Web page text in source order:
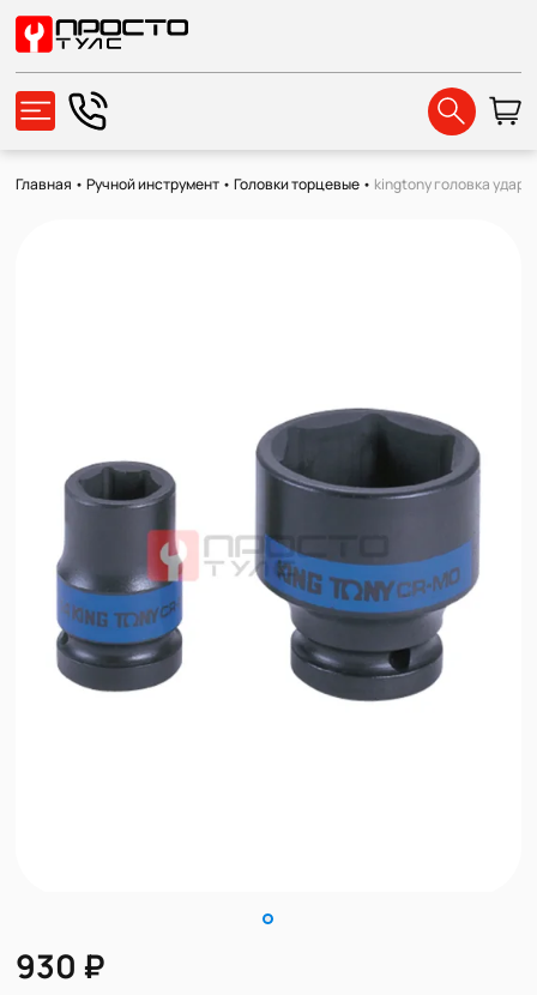
Главная •Ручной инструмент •Головки торцевые • kingtony головка
930 ₽